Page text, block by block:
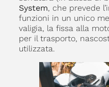
System, che prevede
funzioni in un unico
valigia, la fissa alla
per il trasporto,
utilizzata.